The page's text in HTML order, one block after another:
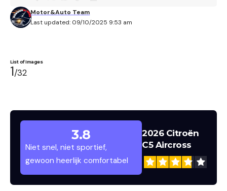
Last updated: 09/10/2025 9:53 am
Motor&Auto Team
met LED-Koplampen en Driepunts
List of Images
1/32
3.8
Niet snel, niet sportief,
gewoon heerlijk comfortabel
2026 Citroën
C5 Aircross